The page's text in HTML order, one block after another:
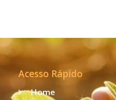
Acesso Rápido
Home